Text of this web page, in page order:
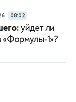
08:02
уйдет ли
«Формулы-1»?